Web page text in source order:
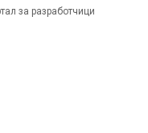
за разработчици